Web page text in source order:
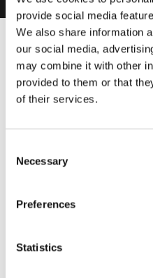
provide social media
We also share information
our social media,
may combine it with other
provided to them or that
of their services.
Selection
Necessary
Preferences
Statistics
Heren
Motorkleding heren
Motorjas heren
Motorhoodie heren
Motorhelm heren
Motorhandschoenen heren